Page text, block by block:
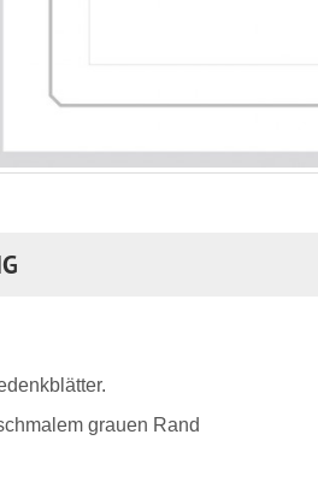
grauen Rand